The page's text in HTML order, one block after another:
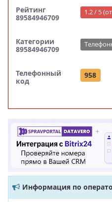
Рейтинг
89584946709
1.2 / 5
Категории
89584946709
Телефонный
код
958
Информация по